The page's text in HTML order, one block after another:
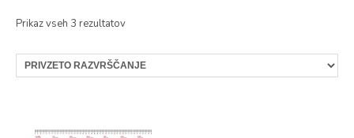
Prikaz vseh 3 rezultatov